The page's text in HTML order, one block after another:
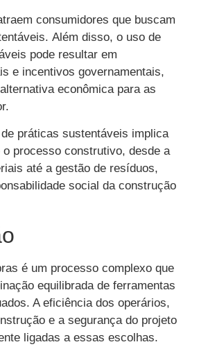
consumidores que buscam
Além disso, o uso de
pode resultar em
e incentivos governamentais,
econômica para as
práticas sustentáveis implica
o processo construtivo, desde a
até a gestão de resíduos,
social da construção
é um processo complexo que
equilibrada de ferramentas
A eficiência dos operários,
e a segurança do projeto
ligadas a essas escolhas.